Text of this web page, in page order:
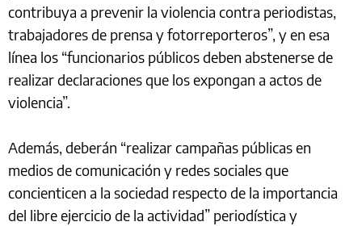
contribuya a prevenir la violencia contra periodistas,
trabajadores de prensa y fotorreporteros”, y en esa
línea los “funcionarios públicos deben abstenerse de
realizar declaraciones que los expongan a actos de
violencia”.
Además, deberán “realizar campañas públicas en
medios de comunicación y redes sociales que
concienticen a la sociedad respecto de la importancia
del libre ejercicio de la actividad” periodística y